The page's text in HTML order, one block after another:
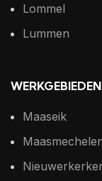
Lommel
Lummen
WERKGEBIEDEN
Maaseik